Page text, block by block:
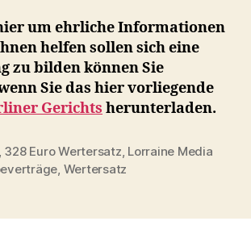
um ehrliche Informationen
helfen sollen sich eine
zu bilden können Sie
Sie das hier vorliegende
Gerichts herunterladen.
328 Euro Wertersatz, Lorraine Media
, Wertersatz